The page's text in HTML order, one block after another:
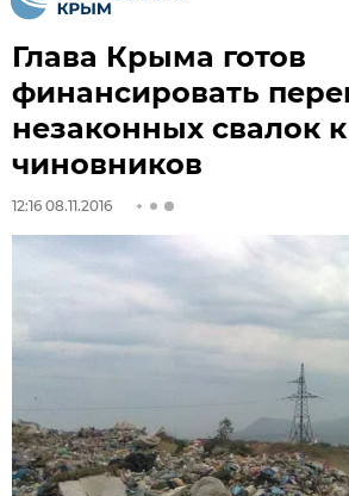
Глава Крыма готов
финансировать
незаконных свалок
чиновников
12:16 08.11.2016